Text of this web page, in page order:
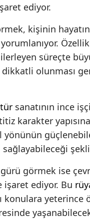
ediyor.
kişinin
süreçte
dikkatli olunması
sanatının ince
karakter
yönünün
sağlayabileceği
görmek ise
ediyor. Bu
konulara